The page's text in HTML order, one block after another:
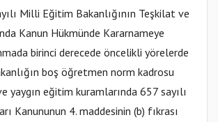
Milli Eğitim Bakanlığının Teşkilat ve
Kanun Hükmünde Kararnameye
birinci derecede öncelikli yörelerde
boş öğretmen norm kadrosu
yaygın eğitim kuramlarında 657 sayılı
Kanununun 4. maddesinin (b) fıkrası